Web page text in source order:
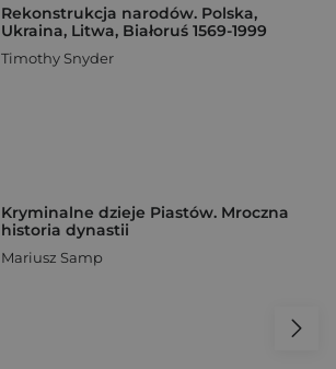
Rekonstrukcja narodów. Polska,
Ukraina, Litwa, Białoruś 1569-1999
Timothy Snyder
Kryminalne dzieje Piastów. Mroczna
historia dynastii
Mariusz Samp